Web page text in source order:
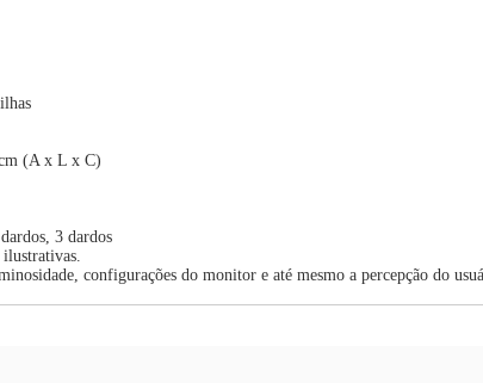
(A x L x C)
3 dardos
ilustrativas.
configurações do monitor e até mesmo a percepção do